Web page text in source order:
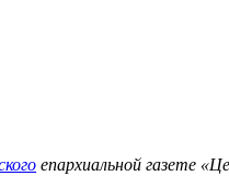
епархиальной газете